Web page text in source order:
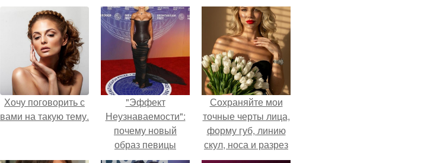
Хочу поговорить с
вами на такую тему.
"Эффект
Неузнаваемости":
почему новый
образ певицы
вызвал споры о
Сохраняйте мои
точные черты лица,
форму губ, линию
скул, носа и разрез
глаз.